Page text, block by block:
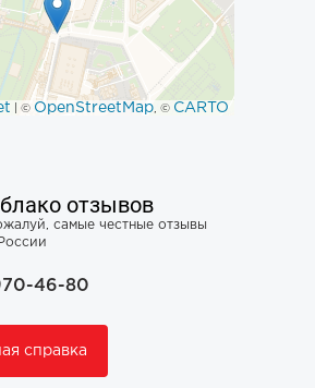
| © OpenStreetMap, © CARTO
отзывов
самые честные отзывы
46-80
справка